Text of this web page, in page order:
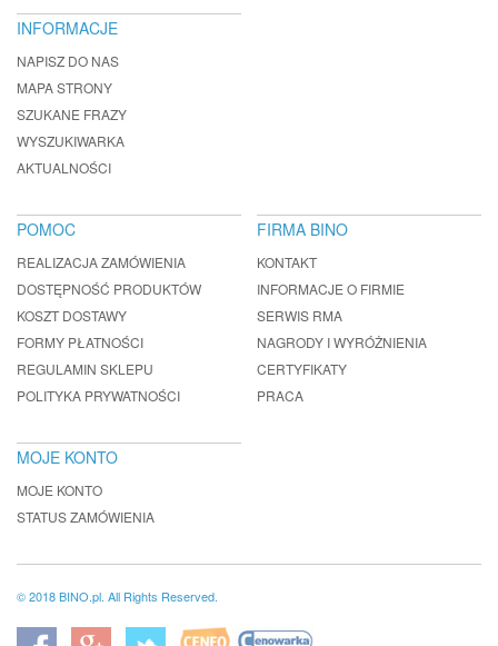
INFORMACJE
NAPISZ DO NAS
MAPA STRONY
SZUKANE FRAZY
WYSZUKIWARKA
AKTUALNOŚCI
POMOC
REALIZACJA ZAMÓWIENIA
DOSTĘPNOŚĆ PRODUKTÓW
KOSZT DOSTAWY
FORMY PŁATNOŚCI
REGULAMIN SKLEPU
POLITYKA PRYWATNOŚCI
FIRMA BINO
KONTAKT
INFORMACJE O FIRMIE
SERWIS RMA
NAGRODY I WYRÓŻNIENIA
CERTYFIKATY
PRACA
MOJE KONTO
MOJE KONTO
STATUS ZAMÓWIENIA
© 2018 BINO.pl. All Rights Reserved.